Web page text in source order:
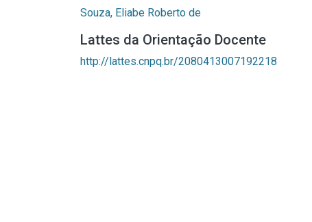
Souza, Eliabe Roberto de
Lattes da Orientação Docente
http://lattes.cnpq.br/2080413007192218